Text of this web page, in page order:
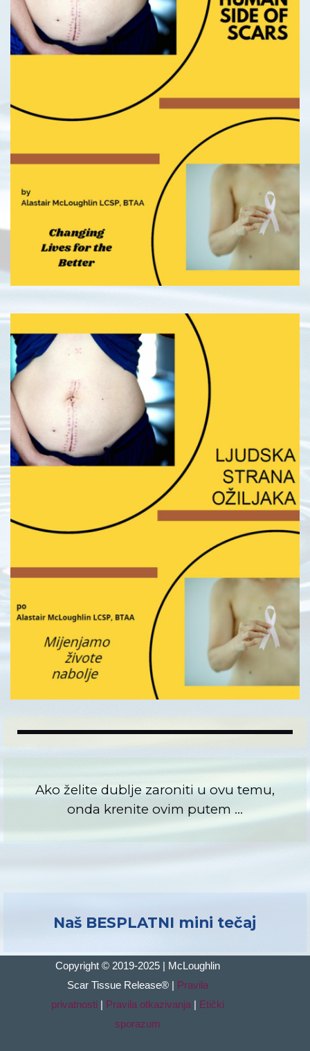
Ako želite dublje zaroniti u ovu temu,
onda krenite ovim putem …
Naš BESPLATNI mini tečaj
Copyright © 2019-2025 | McLoughlin
Scar Tissue Release®
Pravila
privatnosti
Pravila otkazivanja
Etički
sporazum